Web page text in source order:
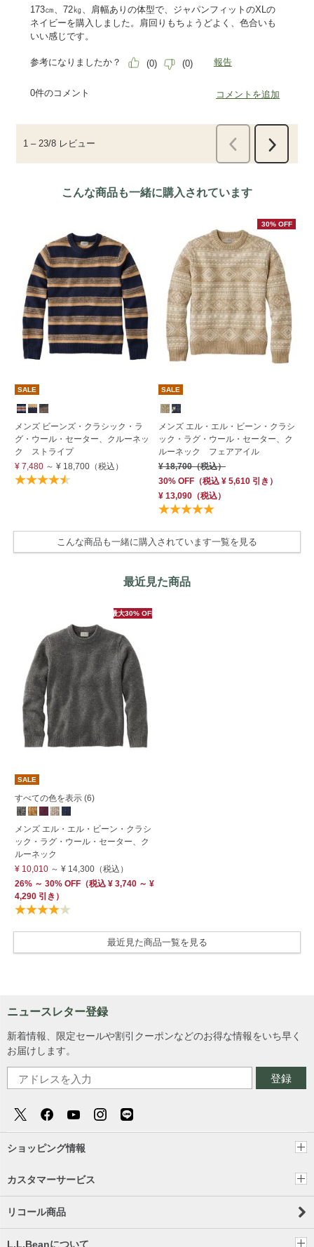
こんな商品も一緒に購入されています
SALE
メンズ ビーンズ・クラシック・ラ
グ・ウール・セーター、クルーネッ
ク ストライプ
¥ 7,480～ ¥ 18,700（税込）
30% OFF
SALE
メンズ エル・エル・ビーン・クラシ
ック・ラグ・ウール・セーター、ク
ルーネック フェアアイル
¥ 18,700（税込）
30% OFF （税込 ¥ 5,610 引き）
¥ 13,090 （税込）
こんな商品も一緒に購入されています一覧を見る
最近見た商品
最大30% OFF
SALE
すべての色を表示 (6)
メンズ エル・エル・ビーン・クラシ
ック・ラグ・ウール・セーター、ク
ルーネック
¥ 10,010～ ¥ 14,300（税込）
26% ～ 30% OFF（税込 ¥ 3,740 ～ ¥
4,290 引き）
最近見た商品一覧を見る
ニュースレター登録
新着情報、限定セールや割引クーポンなどのお得な情報をいち早く
お届けします。
登録
ショッピング情報
カスタマーサービス
リコール商品
L.L.Beanについて